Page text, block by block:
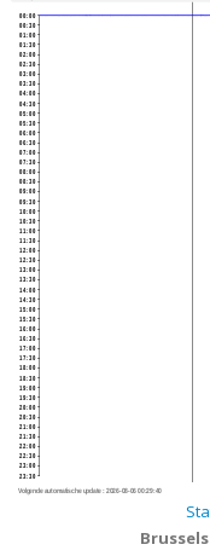
00:00
00:30
01:00
01:30
02:00
02:30
03:00
03:30
04:00
04:30
05:00
05:30
06:00
06:30
07:00
07:30
08:00
08:30
09:00
09:30
10:00
10:30
11:00
11:30
12:00
12:30
13:00
13:30
14:00
14:30
15:00
15:30
16:00
16:30
17:00
17:30
18:00
18:30
19:00
19:30
20:00
20:30
21:00
21:30
22:00
22:30
23:00
23:30
Volgende automatische update : 2026-08-06 00:29:40